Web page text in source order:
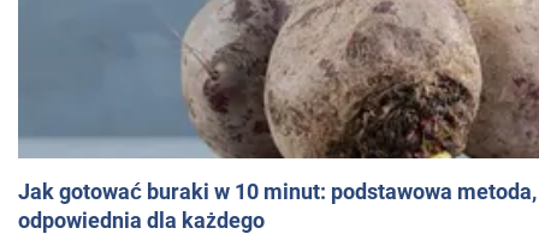
Jak gotować buraki w 10 minut: podstawowa
odpowiednia dla każdego